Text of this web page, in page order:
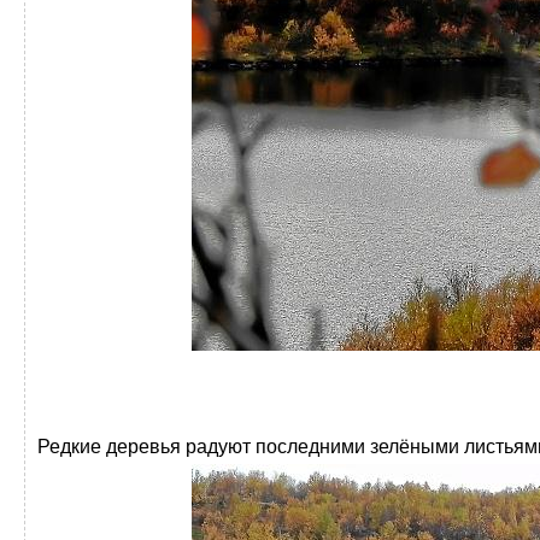
Редкие деревья радуют последними зелёными